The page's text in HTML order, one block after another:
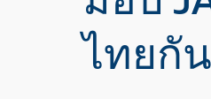
ไทยกั